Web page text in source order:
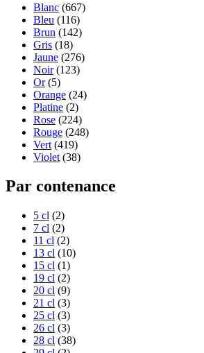
Blanc (667)
Bleu (116)
Brun (142)
Gris (18)
Jaune (276)
Noir (123)
Or (5)
Orange (24)
Platine (2)
Rose (224)
Rouge (248)
Vert (419)
Violet (38)
Par contenance
5 cl (2)
7 cl (2)
11 cl (2)
13 cl (10)
15 cl (1)
19 cl (2)
20 cl (9)
21 cl (3)
25 cl (3)
26 cl (3)
28 cl (38)